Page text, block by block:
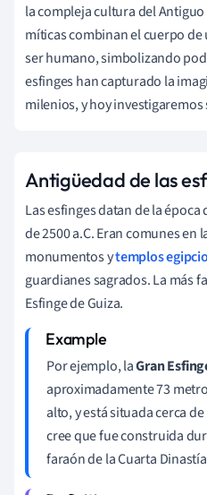
la compleja cultura del
míticas combinan el cuerpo de
ser humano, simbolizando
esfinges han capturado la
milenios, y hoy investigaremos
Antigüedad de las
Las esfinges datan de la
de 2500 a.C. Eran comunes en
monumentos ytemplos
guardianes sagrados. La más
Esfinge de Guiza.
Por ejemplo, laGran
aproximadamente 73
alto, y está situada cerca
cree que fue construida
faraón de la Cuarta